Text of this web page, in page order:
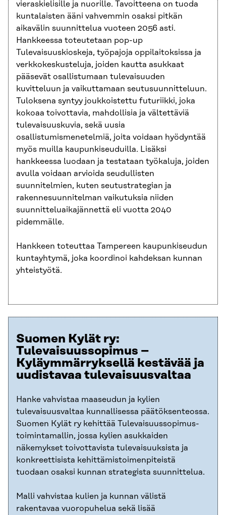
vieraskielisille ja nuorille. Tavoitteena on tuoda
kuntalaisten ääni vahvemmin osaksi pitkän
aikavälin suunnittelua vuoteen 2056 asti.
Hankkeessa toteutetaan pop-up
Tulevaisuuskioskeja, työpajoja oppilaitoksissa ja
verkkokeskusteluja, joiden kautta asukkaat
pääsevät osallistumaan tulevaisuuden
kuvitteluun ja vaikuttamaan seutusuunnitteluun.
Tuloksena syntyy joukkoistettu futuriikki, joka
kokoaa toivottavia, mahdollisia ja vältettäviä
tulevaisuuskuvia, sekä uusia
osallistumismenetelmiä, joita voidaan hyödyntää
myös muilla kaupunkiseuduilla. Lisäksi
hankkeessa luodaan ja testataan työkaluja, joiden
avulla voidaan arvioida seudullisten
suunnitelmien, kuten seutustrategian ja
rakennesuunnitelman vaikutuksia niiden
suunnitteluaikajännettä eli vuotta 2040
pidemmälle.
Hankkeen toteuttaa Tampereen kaupunkiseudun
kuntayhtymä, joka koordinoi kahdeksan kunnan
yhteistyötä.
Suomen Kylät ry:
Tulevaisuussopimus –
Kyläymmärryksellä kestävää ja
uudistavaa tulevaisuusvaltaa
Hanke vahvistaa maaseudun ja kylien
tulevaisuusvaltaa kunnallisessa päätöksenteossa.
Suomen Kylät ry kehittää Tulevaisuussopimus-
toimintamallin, jossa kylien asukkaiden
näkemykset toivottavista tulevaisuuksista ja
konkreettisista kehittämistoimenpiteistä
tuodaan osaksi kunnan strategista suunnittelua.
Malli vahvistaa kulien ja kunnan välistä
rakentavaa vuoropuhelua sekä lisää